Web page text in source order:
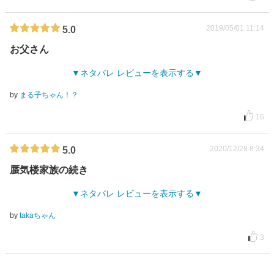
5.0 2019/05/01 11:14
お父さん
ネタバレ レビューを表示する
by まる子ちゃん！？
16
5.0 2020/12/28 8:34
蜃気楼家族の続き
ネタバレ レビューを表示する
by takaちゃん
3